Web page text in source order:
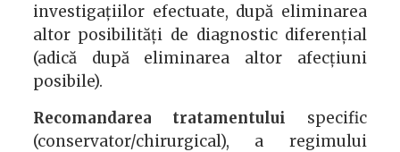
investigațiilor efectuate, după eliminarea
altor posibilități de diagnostic diferențial
(adică după eliminarea altor afecțiuni
posibile).
Recomandarea tratamentului specific
(conservator/chirurgical), a regimului